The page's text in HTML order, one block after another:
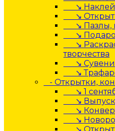
↘
↘
↘ Пазлы,
↘
↘
творчества
↘
↘
- Открытки,
↘ 1
↘
↘
↘